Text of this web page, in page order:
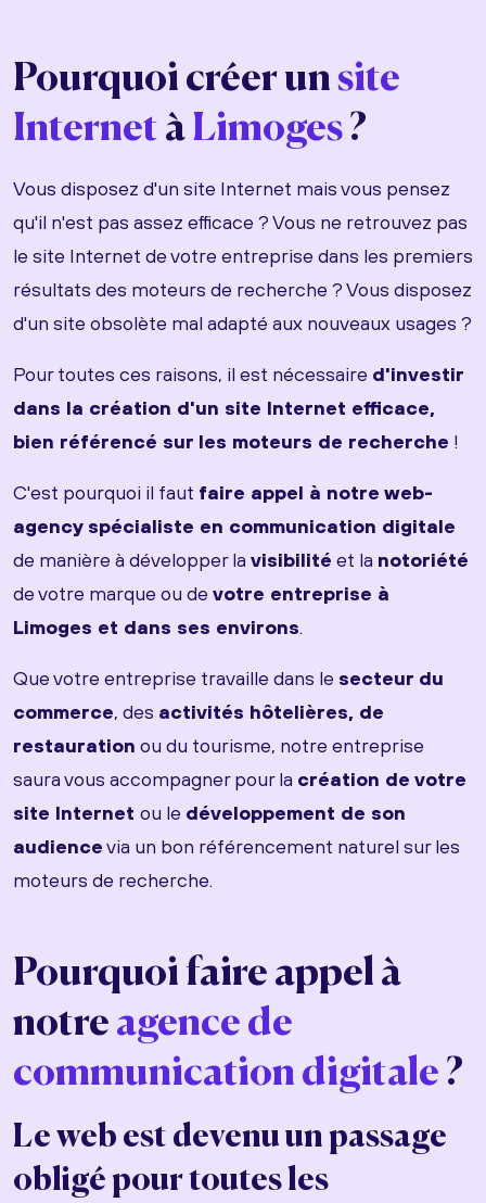
Pourquoi créer unsite
Internet àLimoges?
Vous disposez d'un site Internet mais vous pensez
qu'il n'est pas assez efficace ? Vous ne retrouvez pas
le site Internet de votre entreprise dans les premiers
résultats des moteurs de recherche ? Vous disposez
d'un site obsolète mal adapté aux nouveaux usages ?
Pour toutes ces raisons, il est nécessaire d'investir
dans la création d'un site Internet efficace,
bien référencé sur les moteurs de recherche !
C'est pourquoi il faut faire appel à notre web-
agency spécialiste en communication digitale
de manière à développer la visibilité et la notoriété
de votre marque ou de votre entreprise à
Limoges et dans ses environs.
Que votre entreprise travaille dans le secteur du
commerce, des activités hôtelières, de
restauration ou du tourisme, notre entreprise
saura vous accompagner pour la création de votre
site Internet ou le développement de son
audiencevia un bon référencement naturel sur les
moteurs de recherche.
Pourquoi faire appel à
notre agence de
communication digitale ?
Le web est devenu un passage
obligé pour toutes les